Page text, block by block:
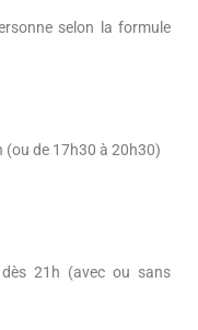
selon la formule
(ou de 17h30 à 20h30)
21h (avec ou sans